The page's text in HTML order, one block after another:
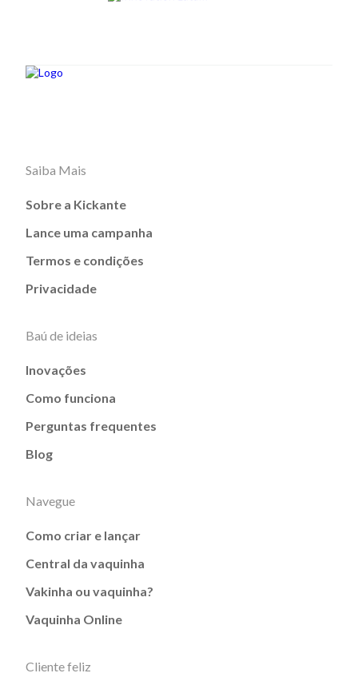
Saiba Mais
Sobre a Kickante
Lance uma campanha
Termos e condições
Privacidade
Baú de ideias
Inovações
Como funciona
Perguntas frequentes
Blog
Navegue
Como criar e lançar
Central da vaquinha
Vakinha ou vaquinha?
Vaquinha Online
Cliente feliz